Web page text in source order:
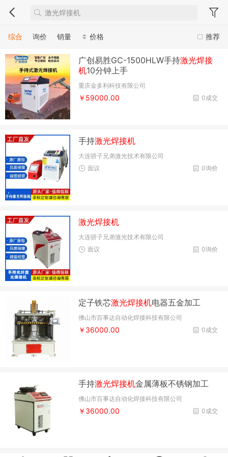
推荐
综合 询价 销量 价格
广创易胜GC-1500HLW手持激光焊接
机10分钟上手
重庆金多利科技有限公司
0成交
￥59000.00
手持激光焊接机
大连骄子兄弟激光技术有限公司
0询价
面议
激光焊接机
大连骄子兄弟激光技术有限公司
0询价
面议
定子铁芯激光焊接机电器五金加工
佛山市百事达自动化焊接科技有限公司
0成交
￥36000.00
手持激光焊接机金属薄板不锈钢加工
佛山市百事达自动化焊接科技有限公司
0成交
￥36000.00